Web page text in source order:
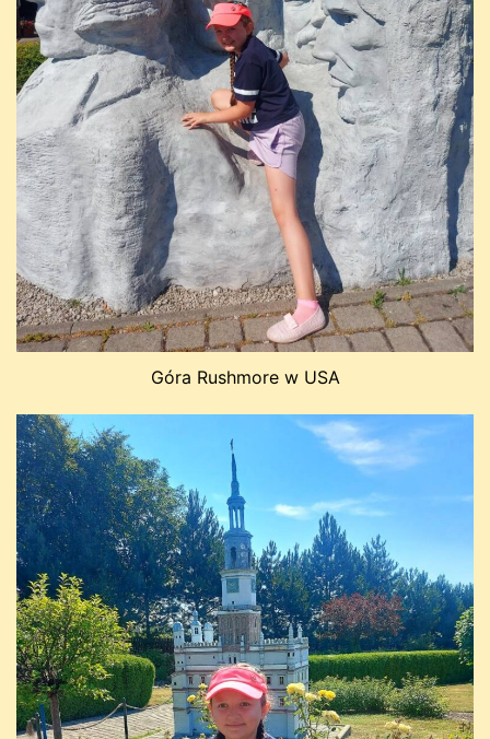
Góra Rushmore w USA